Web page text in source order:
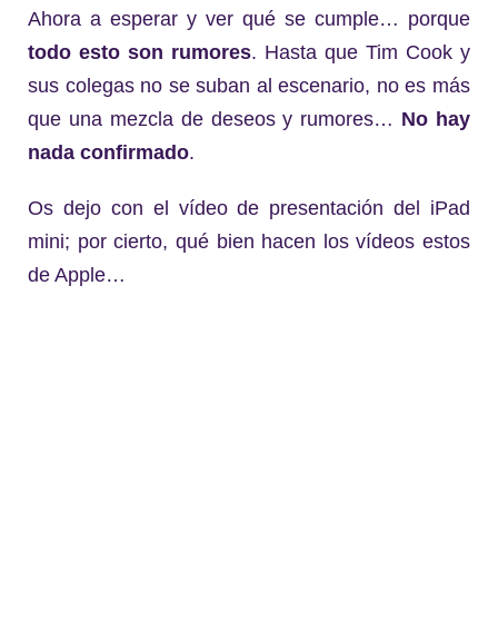
Ahora a esperar y ver qué se cumple… porque
todo esto son rumores. Hasta que Tim Cook y
sus colegas no se suban al escenario, no es más
que una mezcla de deseos y rumores… No hay
nada confirmado.
Os dejo con el vídeo de presentación del iPad
mini; por cierto, qué bien hacen los vídeos estos
de Apple…